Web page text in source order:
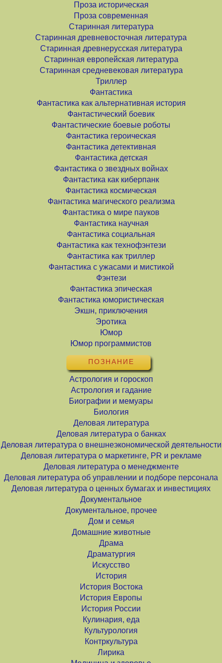
Проза историческая
Проза современная
Старинная литература
Старинная древневосточная литература
Старинная древнерусская литература
Старинная европейская литература
Старинная средневековая литература
Триллер
Фантастика
Фантастика как альтернативная история
Фантастический боевик
Фантастические боевые роботы
Фантастика героическая
Фантастика детективная
Фантастика детская
Фантастика о звездных войнах
Фантастика как киберпанк
Фантастика космическая
Фантастика магического реализма
Фантастика о мире пауков
Фантастика научная
Фантастика социальная
Фантастика как технофэнтези
Фантастика как триллер
Фантастика с ужасами и мистикой
Фэнтези
Фантастика эпическая
Фантастика юмористическая
Экшн, приключения
Эротика
Юмор
Юмор программистов
ПОЗНАНИЕ
Астрология и гороскоп
Астрология и гадание
Биографии и мемуары
Биология
Деловая литература
Деловая литература о банках
Деловая литература о внешнеэкономической деятельности
Деловая литература о маркетинге, PR и рекламе
Деловая литература о менеджменте
Деловая литература об управлении и подборе персонала
Деловая литература о ценных бумагах и инвестициях
Документальное
Документальное, прочее
Дом и семья
Домашние животные
Драма
Драматургия
Искусство
История
История Востока
История Европы
История России
Кулинария, еда
Культурология
Контркультура
Лирика